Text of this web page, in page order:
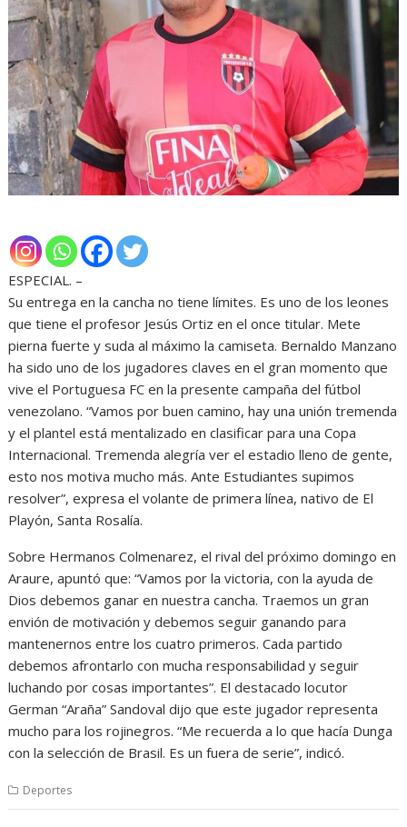
ESPECIAL. –
Su entrega en la cancha no tiene límites. Es uno de los leones
que tiene el profesor Jesús Ortiz en el once titular. Mete
pierna fuerte y suda al máximo la camiseta. Bernaldo Manzano
ha sido uno de los jugadores claves en el gran momento que
vive el Portuguesa FC en la presente campaña del fútbol
venezolano. “Vamos por buen camino, hay una unión tremenda
y el plantel está mentalizado en clasificar para una Copa
Internacional. Tremenda alegría ver el estadio lleno de gente,
esto nos motiva mucho más. Ante Estudiantes supimos
resolver”, expresa el volante de primera línea, nativo de El
Playón, Santa Rosalía.
Sobre Hermanos Colmenarez, el rival del próximo domingo en
Araure, apuntó que: “Vamos por la victoria, con la ayuda de
Dios debemos ganar en nuestra cancha. Traemos un gran
envión de motivación y debemos seguir ganando para
mantenernos entre los cuatro primeros. Cada partido
debemos afrontarlo con mucha responsabilidad y seguir
luchando por cosas importantes”. El destacado locutor
German “Araña” Sandoval dijo que este jugador representa
mucho para los rojinegros. “Me recuerda a lo que hacía Dunga
con la selección de Brasil. Es un fuera de serie”, indicó.
Deportes